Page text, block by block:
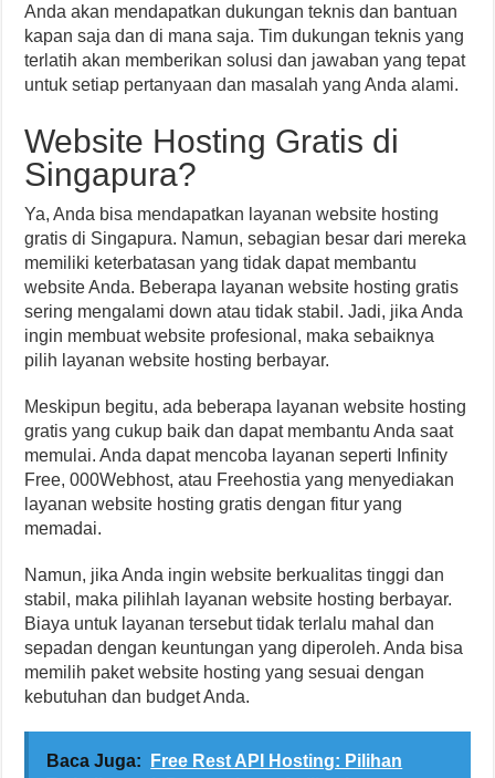
Anda akan mendapatkan dukungan teknis dan bantuan
kapan saja dan di mana saja. Tim dukungan teknis yang
terlatih akan memberikan solusi dan jawaban yang tepat
untuk setiap pertanyaan dan masalah yang Anda alami.
Website Hosting Gratis di
Singapura?
Ya, Anda bisa mendapatkan layanan website hosting
gratis di Singapura. Namun, sebagian besar dari mereka
memiliki keterbatasan yang tidak dapat membantu
website Anda. Beberapa layanan website hosting gratis
sering mengalami down atau tidak stabil. Jadi, jika Anda
ingin membuat website profesional, maka sebaiknya
pilih layanan website hosting berbayar.
Meskipun begitu, ada beberapa layanan website hosting
gratis yang cukup baik dan dapat membantu Anda saat
memulai. Anda dapat mencoba layanan seperti Infinity
Free, 000Webhost, atau Freehostia yang menyediakan
layanan website hosting gratis dengan fitur yang
memadai.
Namun, jika Anda ingin website berkualitas tinggi dan
stabil, maka pilihlah layanan website hosting berbayar.
Biaya untuk layanan tersebut tidak terlalu mahal dan
sepadan dengan keuntungan yang diperoleh. Anda bisa
memilih paket website hosting yang sesuai dengan
kebutuhan dan budget Anda.
Baca Juga:
Free Rest API Hosting: Pilihan